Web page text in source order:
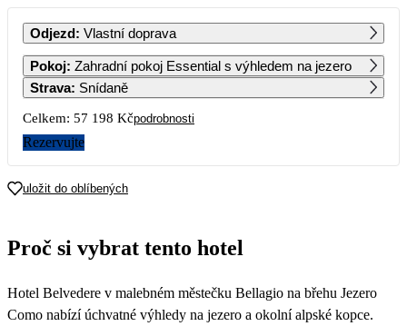
PO ÚT ST ČT PÁ SO NE
1
91 849
2
91 849
3
91 849
4
37 579
5
91 849
6
91 849
7
91 849
8 9 10 11
12
77 239 77 239 73 409 69 589 28 599 28 599 65 759
19 20
26 27 28 29
Odjezd: Vlastní doprava
Pokoj:
Zahradní pokoj Essential s výhledem na jezero
Strava: Snídaně
Celkem: 57 198 Kčpodrobnosti
Rezervujte
uložit do oblíbených
Proč si vybrat tento hotel
Hotel Belvedere v malebném městečku Bellagio na břehu Jezero
Como nabízí úchvatné výhledy na jezero a okolní alpské kopce.